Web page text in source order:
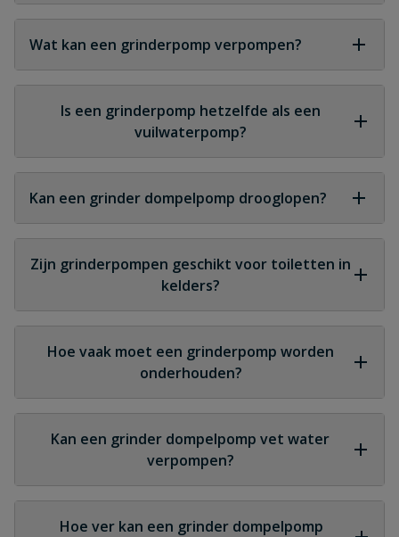
Een pomp met een ingebouwd snijmechanisme dat
vaste delen fijnmaalt zodat het afvalwater veilig
door leidingen kan worden afgevoerd.
Wat kan een grinderpomp verpompen?
Afvalwater met vaste delen zoals fecaliën,
toiletpapier, voedselresten en organisch materiaal.
Is een grinderpomp hetzelfde als een
vuilwaterpomp?
Nee, een vuilwaterpomp verwerkt grote deeltjes
maar maalt deze niet fijn. Een grinderpomp hakselt
vaste delen zodat ze door smallere leidingen
Kan een grinder dompelpomp drooglopen?
Nee, dit veroorzaakt schade. Modellen met
automatische vlotter voorkomen drooglopen.
Zijn grinderpompen geschikt voor toiletten in
kelders?
Ja, ze zijn ideaal voor toiletten en douches die
lager liggen dan het hoofdriool.
Hoe vaak moet een grinderpomp worden
onderhouden?
Bij normaal gebruik jaarlijks controleren. Bij
intensief gebruik vaker, afhankelijk van de
Kan een grinder dompelpomp vet water
verpompen?
In beperkte mate wel, maar dikke vetlagen kunnen
meer onderhoud vereisen.
Hoe ver kan een grinder dompelpomp